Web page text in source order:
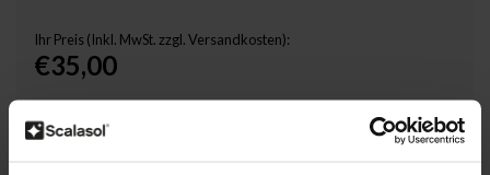
Ihr Preis (Inkl. MwSt. zzgl. Versandkosten):
€35,00